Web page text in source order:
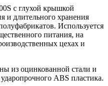
с глухой крышкой
и длительного хранения
Используется
питания, на
цехах и
из оцинкованной стали и
ABS пластика.